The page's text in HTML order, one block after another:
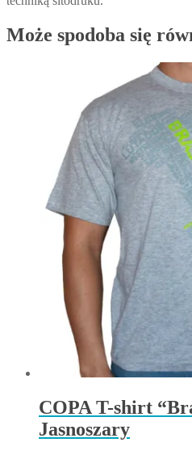
Może spodoba się
COPA T-shirt
Jasnoszary